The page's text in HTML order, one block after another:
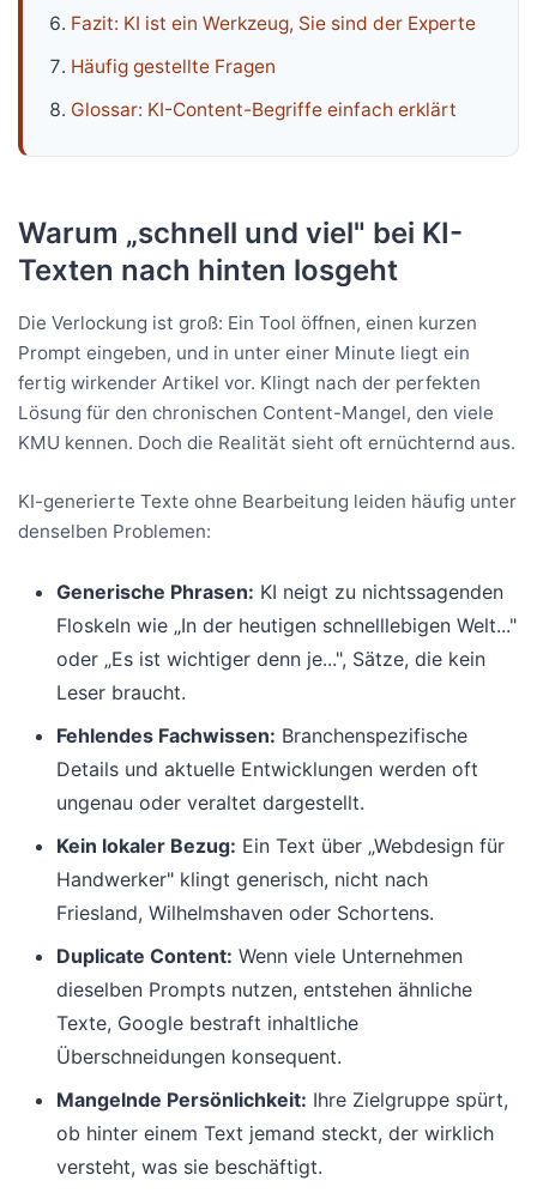
Fazit: KI ist ein Werkzeug, Sie sind der Experte
Häufig gestellte Fragen
Glossar: KI-Content-Begriffe einfach erklärt
Warum „schnell und viel" bei KI-
Texten nach hinten losgeht
Die Verlockung ist groß: Ein Tool öffnen, einen kurzen
Prompt eingeben, und in unter einer Minute liegt ein
fertig wirkender Artikel vor. Klingt nach der perfekten
Lösung für den chronischen Content-Mangel, den viele
KMU kennen. Doch die Realität sieht oft ernüchternd aus.
KI-generierte Texte ohne Bearbeitung leiden häufig unter
denselben Problemen:
Generische Phrasen: KI neigt zu nichtssagenden
Floskeln wie „In der heutigen schnelllebigen Welt..."
oder „Es ist wichtiger denn je...", Sätze, die kein
Leser braucht.
Fehlendes Fachwissen: Branchenspezifische
Details und aktuelle Entwicklungen werden oft
ungenau oder veraltet dargestellt.
Kein lokaler Bezug: Ein Text über „Webdesign für
Handwerker" klingt generisch, nicht nach
Friesland, Wilhelmshaven oder Schortens.
Duplicate Content: Wenn viele Unternehmen
dieselben Prompts nutzen, entstehen ähnliche
Texte, Google bestraft inhaltliche
Überschneidungen konsequent.
Mangelnde Persönlichkeit: Ihre Zielgruppe spürt,
ob hinter einem Text jemand steckt, der wirklich
versteht, was sie beschäftigt.